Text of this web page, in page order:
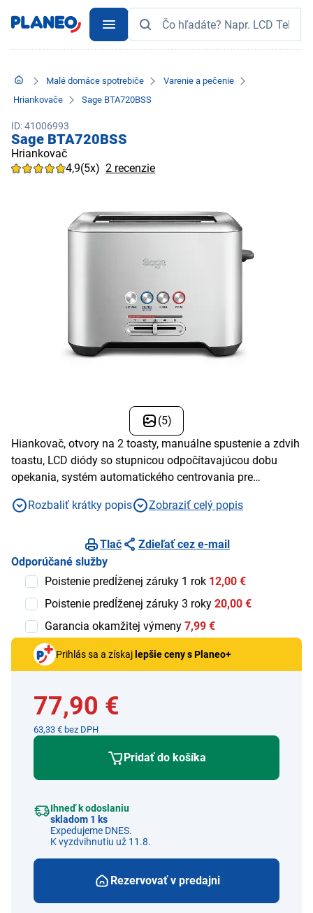
Malé domáce spotrebiče
Varenie a pečenie
Hriankovače
Sage BTA720BSS
ID: 41006993
Sage BTA720BSS
Hriankovač
4,9(5x) 2 recenzie
(5)
Hiankovač, otvory na 2 toasty, manuálne spustenie a zdvih
toastu, LCD diódy so stupnicou odpočítavajúcou dobu
opekania, systém automatického centrovania pre
Rozbaliť krátky popis
Zobraziť celý popis
Tlač
Zdieľať cez e-mail
Odporúčané služby
Poistenie predĺženej záruky 1 rok 12,00 €
Poistenie predĺženej záruky 3 roky 20,00 €
Garancia okamžitej výmeny 7,99 €
Prihlás sa a získaj lepšie ceny s Planeo+
77,90 €
63,33 € bez DPH
Pridať do košíka
Ihneď k odoslaniu
skladom 1 ks
Expedujeme DNES.
K vyzdvihnutiu už 11.8.
Rezervovať v predajni